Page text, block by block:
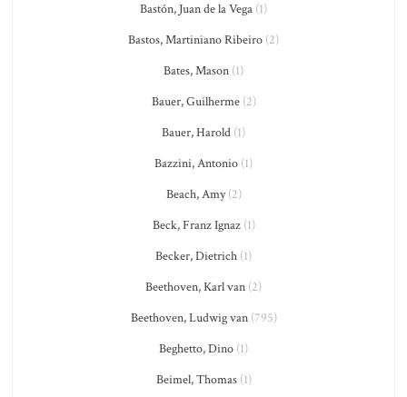
Bastón, Juan de la Vega (1)
Bastos, Martiniano Ribeiro (2)
Bates, Mason (1)
Bauer, Guilherme(2)
Bauer, Harold (1)
Bazzini, Antonio (1)
Beach, Amy(2)
Beck, Franz Ignaz(1)
Becker, Dietrich (1)
Beethoven, Karl van (2)
Beethoven, Ludwig van(795)
Beghetto, Dino (1)
Beimel, Thomas(1)